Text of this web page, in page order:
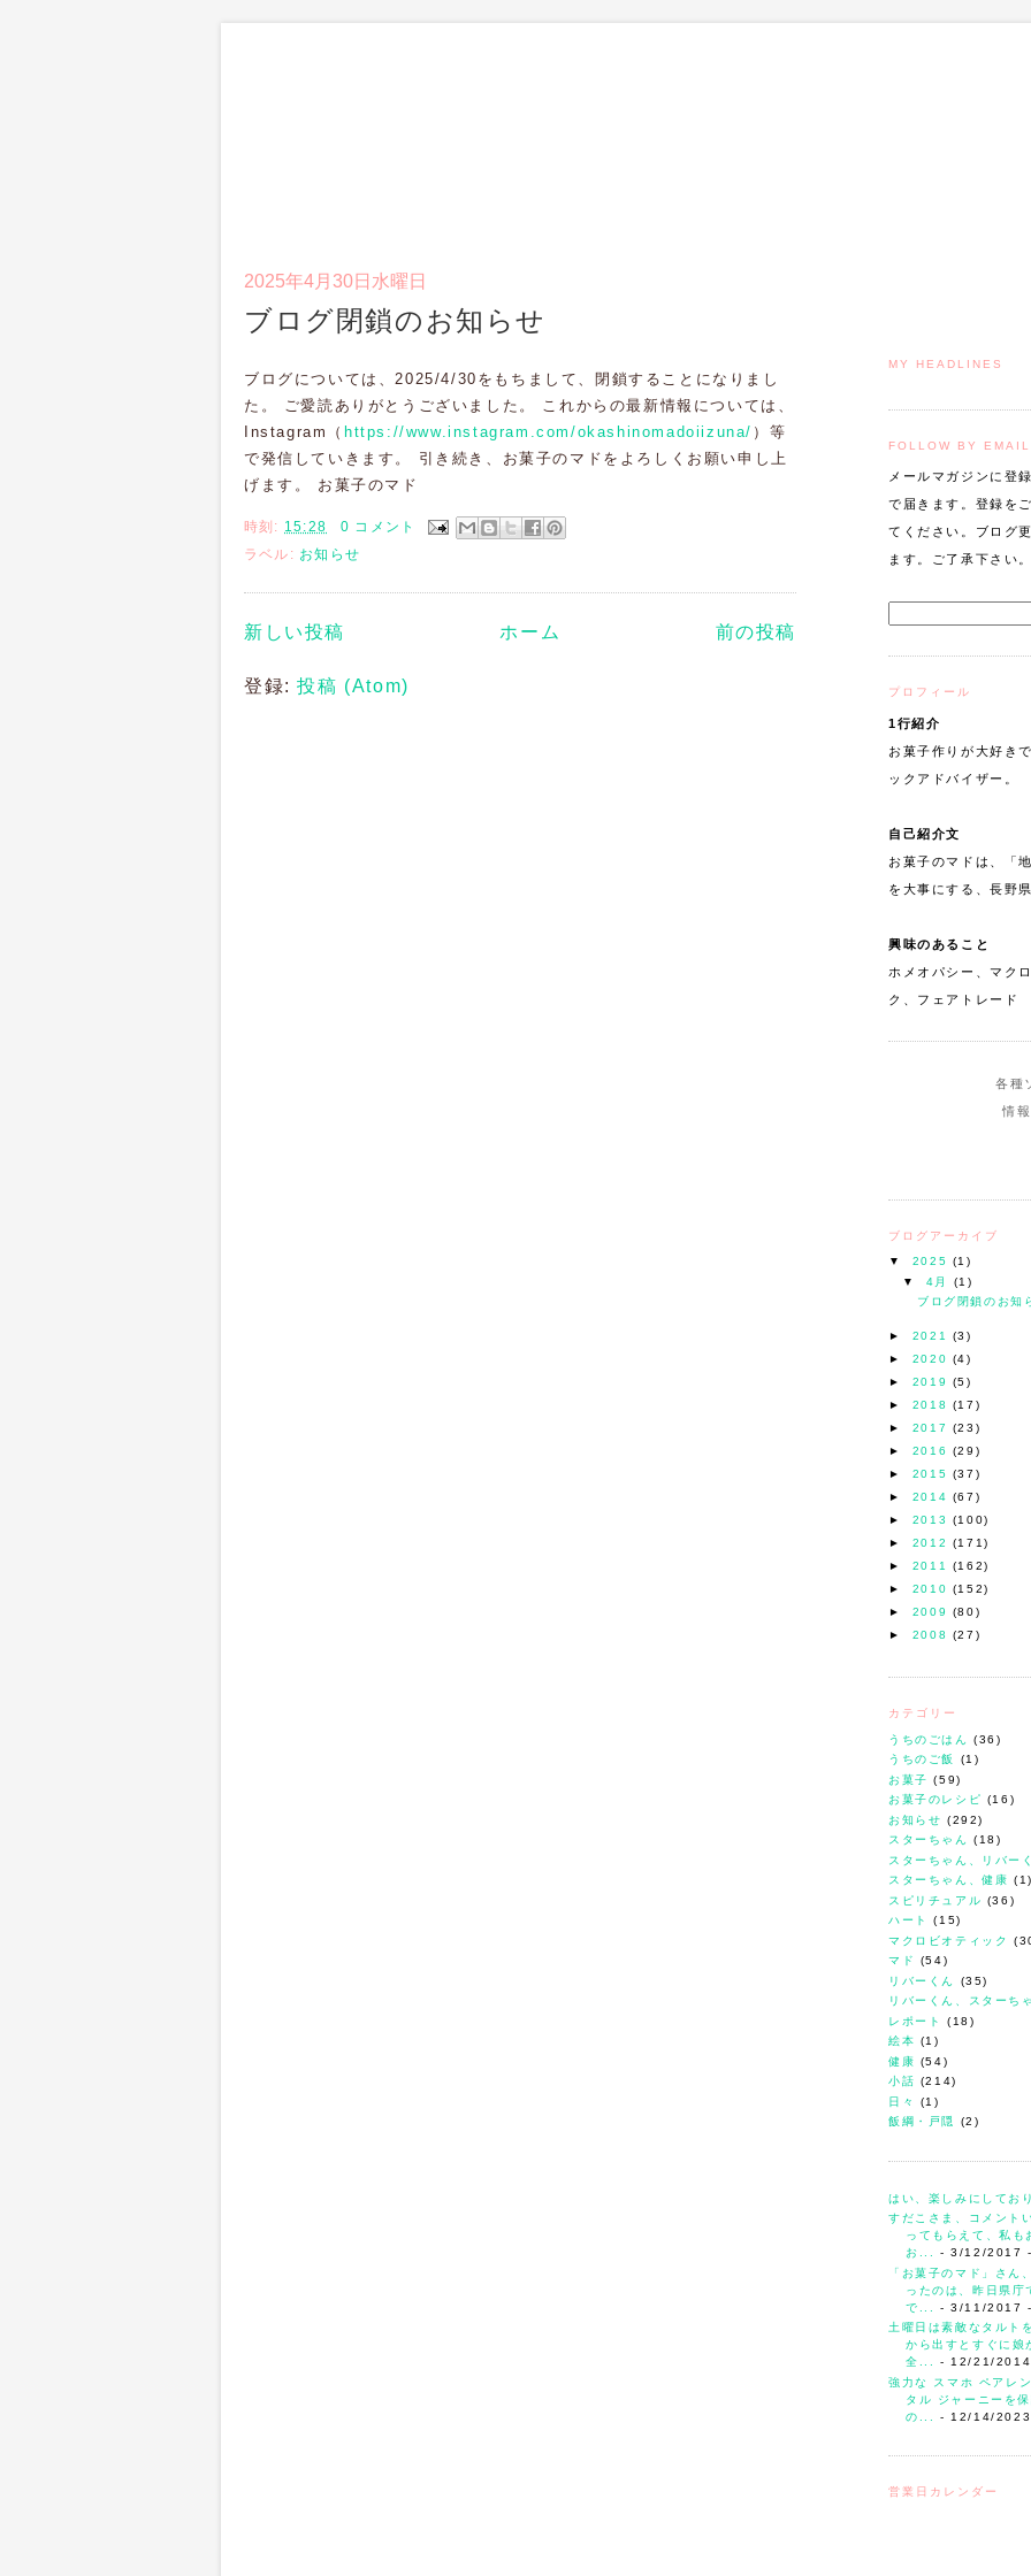
MY HEADLINES
FOLLOW BY EMAIL
メールマガジンに登
で届きます。登録を
てください。ブログ
ます。ご了承下さい。
プロフィール
1行紹介
お菓子作りが大好き
ックアドバイザー。
自己紹介文
お菓子のマドは、「
を大事にする、長野
興味のあること
ホメオパシー、マク
ク、フェアトレード
各種
情
ブログアーカイブ
▼ 2025 (1)
▼ 4月 (1)
ブログ閉鎖のお知
► 2021 (3)
► 2020 (4)
► 2019 (5)
► 2018 (17)
► 2017 (23)
► 2016 (29)
► 2015 (37)
► 2014 (67)
► 2013 (100)
► 2012 (171)
► 2011 (162)
► 2010 (152)
► 2009 (80)
► 2008 (27)
カテゴリー
うちのごはん
(36)
うちのご飯
(1)
お菓子 (59)
お菓子のレシピ (16)
お知らせ (292)
スターちゃん
(18)
スターちゃん、リバー
スターちゃん、健康 (1)
スピリチュアル (36)
ハート
(15)
マクロビオティック
マド
(54)
リバーくん
(35)
リバーくん、スターち
レポート
(18)
絵本 (1)
健康 (54)
小話 (214)
日々
(1)
飯綱・戸隠
(2)
はい、楽しみにしてお
すだこさま、コメント
ってもらえて、私も
お...
- 3/12/2017
「お菓子のマド」さん
ったのは、昨日県庁
で...
- 3/11/2017
土曜日は素敵なタルト
から出すとすぐに娘
全...
- 12/21/2014
強力な スマホ ペアレ
タル ジャーニーを
の...
- 12/14/2023
営業日カレンダー
2025年4月30日水曜日
ブログ閉鎖のお知らせ
ブログについては、2025/4/30をもちまして、閉鎖することになりまし
た。 ご愛読ありがとうございました。 これからの最新情報については、
Instagram（ https://www.instagram.com/okashinomadoiizuna/ ）等
で発信していきます。 引き続き、お菓子のマドをよろしくお願い申し上
げます。 お菓子のマド
時刻: 15:28
0 コメント
ラベル: お知らせ
新しい投稿 前の投稿
ホーム
登録:投稿 (Atom)